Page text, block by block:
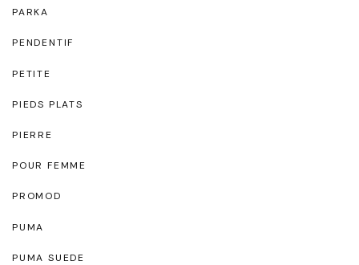
PARKA
PENDENTIF
PETITE
PIEDS PLATS
PIERRE
POUR FEMME
PROMOD
PUMA
PUMA SUEDE